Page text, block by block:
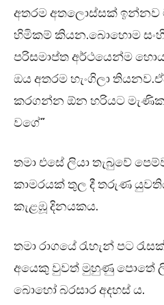
අතරම අතලොස්සක් ඉන්නව
හිමිකම් කියන.බොහොම
පරිසමාප්ත අර්ථයෙන්ම
ඔය අතරම හැංගිලා
කරගන්න ඕන හරියට
වගේ”
තමා එසේ ලියා තැබුවේ
කාමරයක් තුල දී තරුණ
කැළඹූ දිනයකය.
තමා රාගයේ රැහැන් පට
අයෙකු වුවත් මුහුණු පොතේ
බොහෝ බරසාර අදහස් ය.